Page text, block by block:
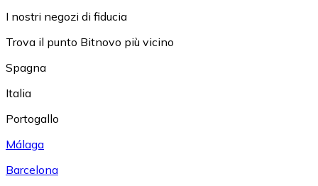
I nostri negozi di fiducia
Trova il punto Bitnovo più vicino
Spagna
Italia
Portogallo
Málaga
Barcelona